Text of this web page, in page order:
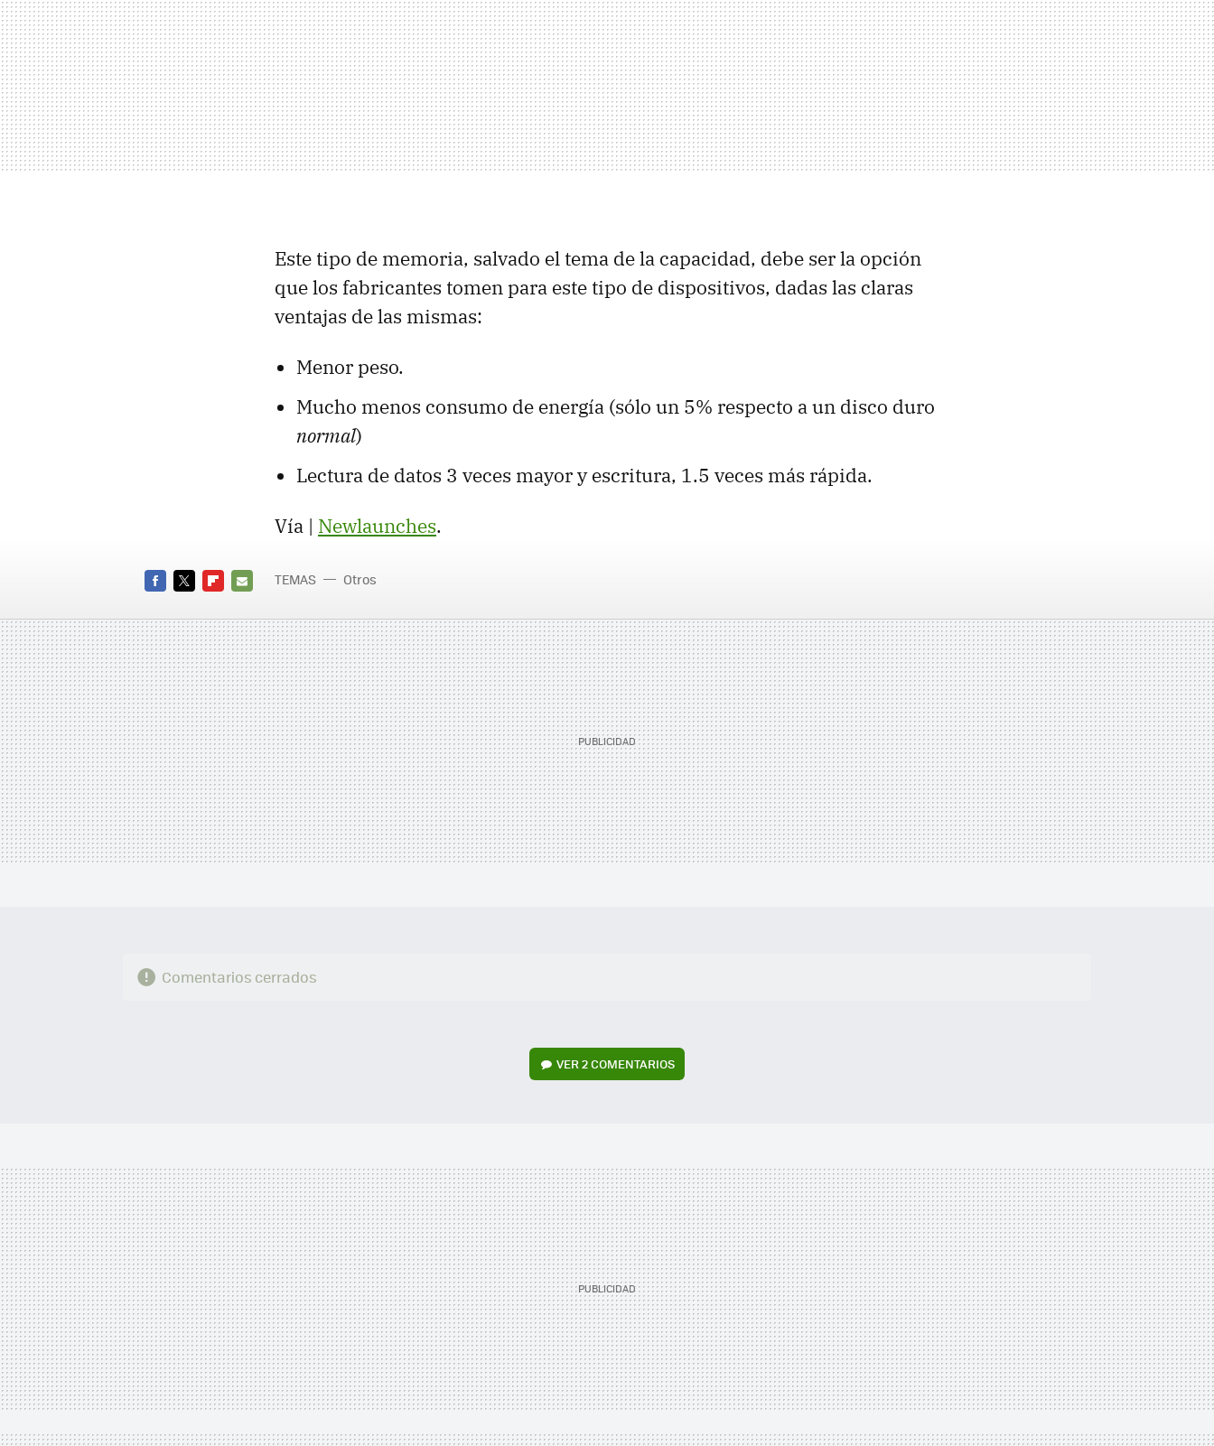
Este tipo de memoria, salvado el tema de la capacidad, debe ser la opción
que los fabricantes tomen para este tipo de dispositivos, dadas las claras
ventajas de las mismas:
Menor peso.
Mucho menos consumo de energía (sólo un 5% respecto a un disco duro
normal)
Lectura de datos 3 veces mayor y escritura, 1.5 veces más rápida.
Vía | Newlaunches.
MAIL
TEMAS Otros
Comentarios cerrados
VER2 COMENTARIOS